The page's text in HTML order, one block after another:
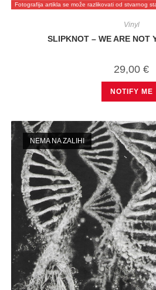
Fotografija artikla se može razlikovati od stvarnog
Vinyl
SLIPKNOT – WE ARE NOT
29,00 €
NOTIFY ME
NEMA NA ZALIHI